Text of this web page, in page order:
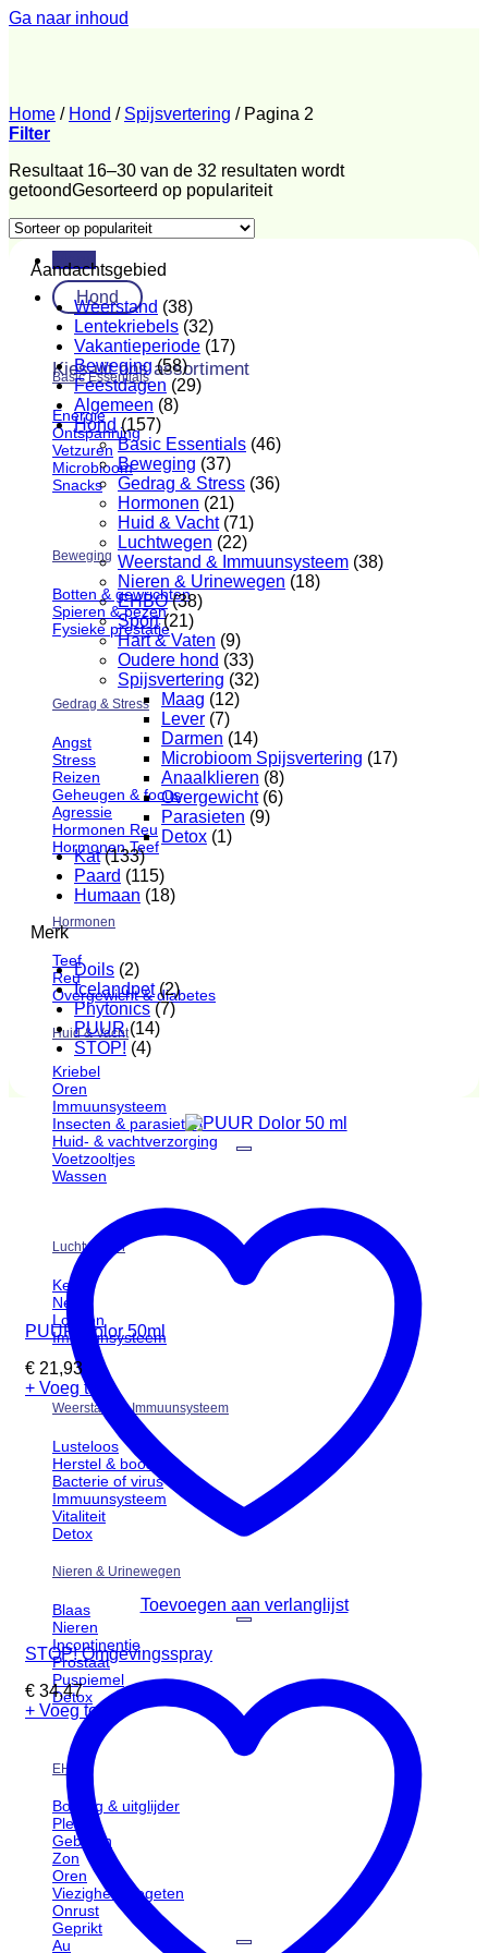
Ga naar inhoud
Menu
Hond
Kies uit ons assortiment
Basic Essentials
Energie
Ontspanning
Vetzuren
Microbioom
Snacks
Beweging
Botten & gewrichten
Spieren & pezen
Fysieke prestatie
Gedrag & Stress
Angst
Stress
Reizen
Geheugen & focus
Agressie
Hormonen Reu
Hormonen Teef
Hormonen
Teef
Reu
Overgewicht & diabetes
Huid & Vacht
Kriebel
Oren
Immuunsysteem
Insecten & parasieten
Huid- & vachtverzorging
Voetzooltjes
Wassen
Luchtwegen
Keel
Neus
Longen
Immuunsysteem
Weerstand & Immuunsysteem
Lusteloos
Herstel & boost
Bacterie of virus
Immuunsysteem
Vitaliteit
Detox
Nieren & Urinewegen
Blaas
Nieren
Incontinentie
Prostaat
Puspiemel
Detox
EHBO
Botsing & uitglijder
Plekje
Gebeten
Zon
Oren
Viezigheid gegeten
Onrust
Geprikt
Au
Home / Hond / Spijsvertering /Pagina 2
Filter
Resultaat 16–30 van de 32 resultaten wordt
getoondGesorteerd op populariteit
Aandachtsgebied
Weerstand (38)
Lentekriebels (32)
Vakantieperiode (17)
Beweging (58)
Feestdagen (29)
Algemeen (8)
Hond (157)
Basic Essentials (46)
Beweging (37)
Gedrag & Stress (36)
Hormonen (21)
Huid & Vacht (71)
Luchtwegen (22)
Weerstand & Immuunsysteem (38)
Nieren & Urinewegen (18)
EHBO (38)
Sport (21)
Hart & Vaten (9)
Oudere hond (33)
Spijsvertering (32)
Maag (12)
Lever (7)
Darmen (14)
Microbioom Spijsvertering (17)
Anaalklieren (8)
Overgewicht (6)
Parasieten (9)
Detox (1)
Kat (133)
Paard (115)
Humaan (18)
Merk
Doils (2)
Icelandpet (2)
Phytonics (7)
PUUR (14)
STOP! (4)
Toevoegen aan verlanglijst
PUUR Dolor 50ml
€ 21,93
+ Voeg toe
STOP! Omgevingsspray
€ 34,47
+ Voeg toe